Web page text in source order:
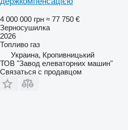
4 000 000 грн ≈ 77 750 €
Зерносушилка
2026
Топливо газ
Украина, Кропивницький
ТОВ "Завод елеваторних машин"
Связаться с продавцом